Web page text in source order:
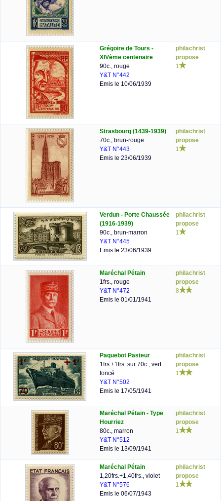
Grégoire de Tours -
XIVème centenaire
90c., rouge
Y&T N°442
Emis le 10/06/1939
philachrist
propose
1
Strasbourg (1439-1939)
70c., brun-rouge
Y&T N°443
Emis le 23/06/1939
philachrist
propose
1
Verdun - Porte Chaussée
(1916-1939)
90c., brun-marron
Y&T N°445
Emis le 23/06/1939
philachrist
propose
1
Maréchal Pétain
1frs., rouge
Y&T N°472
Emis le 01/01/1941
philachrist
propose
8
Paquebot Pasteur
1frs.+1frs. sur 70c., vert
foncé
Y&T N°502
Emis le 17/05/1941
philachrist
propose
1
Maréchal Pétain - Type
Hourriez
80c., marron
Y&T N°512
Emis le 13/09/1941
philachrist
propose
1
Maréchal Pétain
1,20frs.+1,40frs., violet
Y&T N°576
Emis le 06/07/1943
philachrist
propose
1